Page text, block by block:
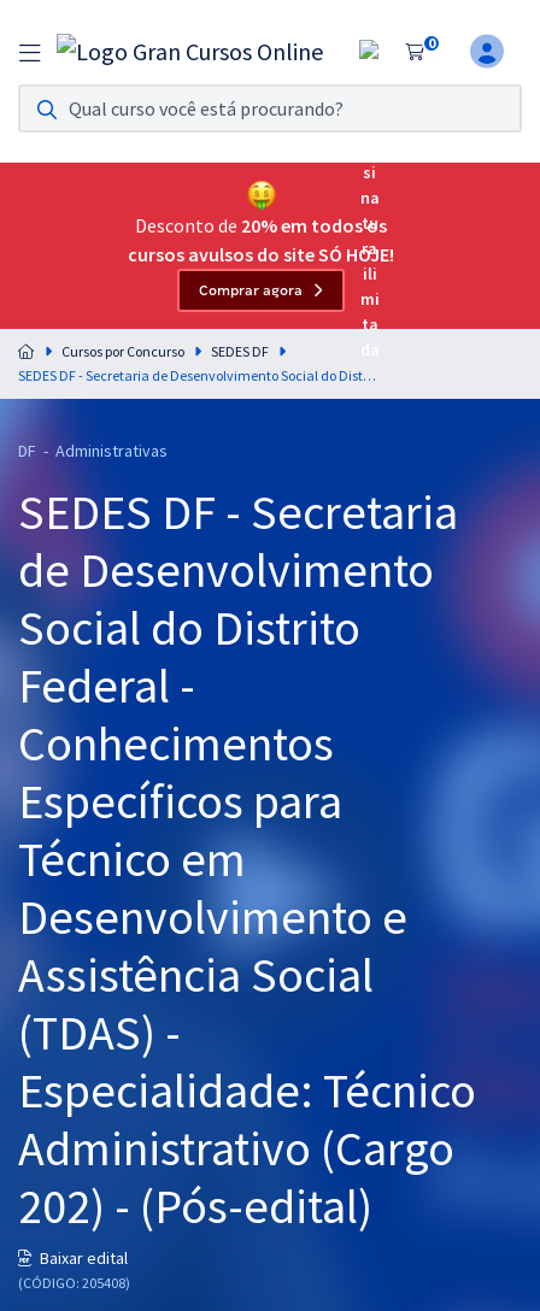
0
Assinatura Ilimitada 11
Acesso a todos os cursos. Teste grátis por 7 dias!
Assinatura OAB Até Passar
Acesso ilimitado a toda preparação para o Exame da
Residências Multiprofissionais
Preparação completa e intensiva para as principais
residências em saúde do Brasil
Cursos 20% OFF
Pós
Graduação
OAB
Mentorias
Questões grátis
Conteúdo gratuito
Aprovados
Desconto de 20% em todos os
cursos avulsos do site SÓ HOJE!
Comprar agora
Cursos por Concurso
SEDES DF
SEDES DF - Secretaria de Desenvolvimento Social do Distrito Federal - Conhecimentos Específicos para Técnico em Desenvolvimento e Assistência Social (TDAS) - Especialidade: Técnico Administrativo (Cargo 202) - (Pós-edital)
DF - Administrativas
SEDES DF - Secretaria
de Desenvolvimento
Social do Distrito
Federal -
Conhecimentos
Específicos para
Técnico em
Desenvolvimento e
Assistência Social
(TDAS) -
Especialidade: Técnico
Administrativo (Cargo
202) - (Pós-edital)
Baixar edital
(CÓDIGO: 205408)